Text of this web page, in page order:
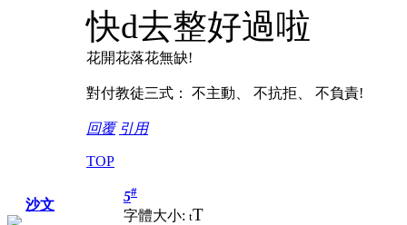
快d去整好過啦
花開花落花無缺!
對付教徒三式： 不主動、 不抗拒、 不負責!
回覆 引用
TOP
沙文
5#
字體大小: tT